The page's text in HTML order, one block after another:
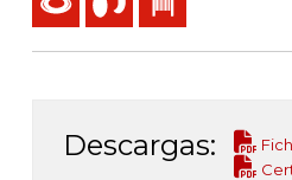
Descargas: